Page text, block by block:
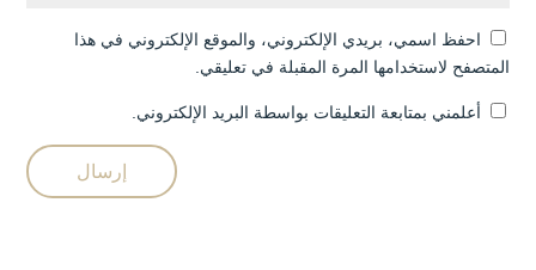
احفظ اسمي، بريدي الإلكتروني، والموقع الإلكتروني في هذا
المتصفح لاستخدامها المرة المقبلة في تعليقي.
أعلمني بمتابعة التعليقات بواسطة البريد الإلكتروني.